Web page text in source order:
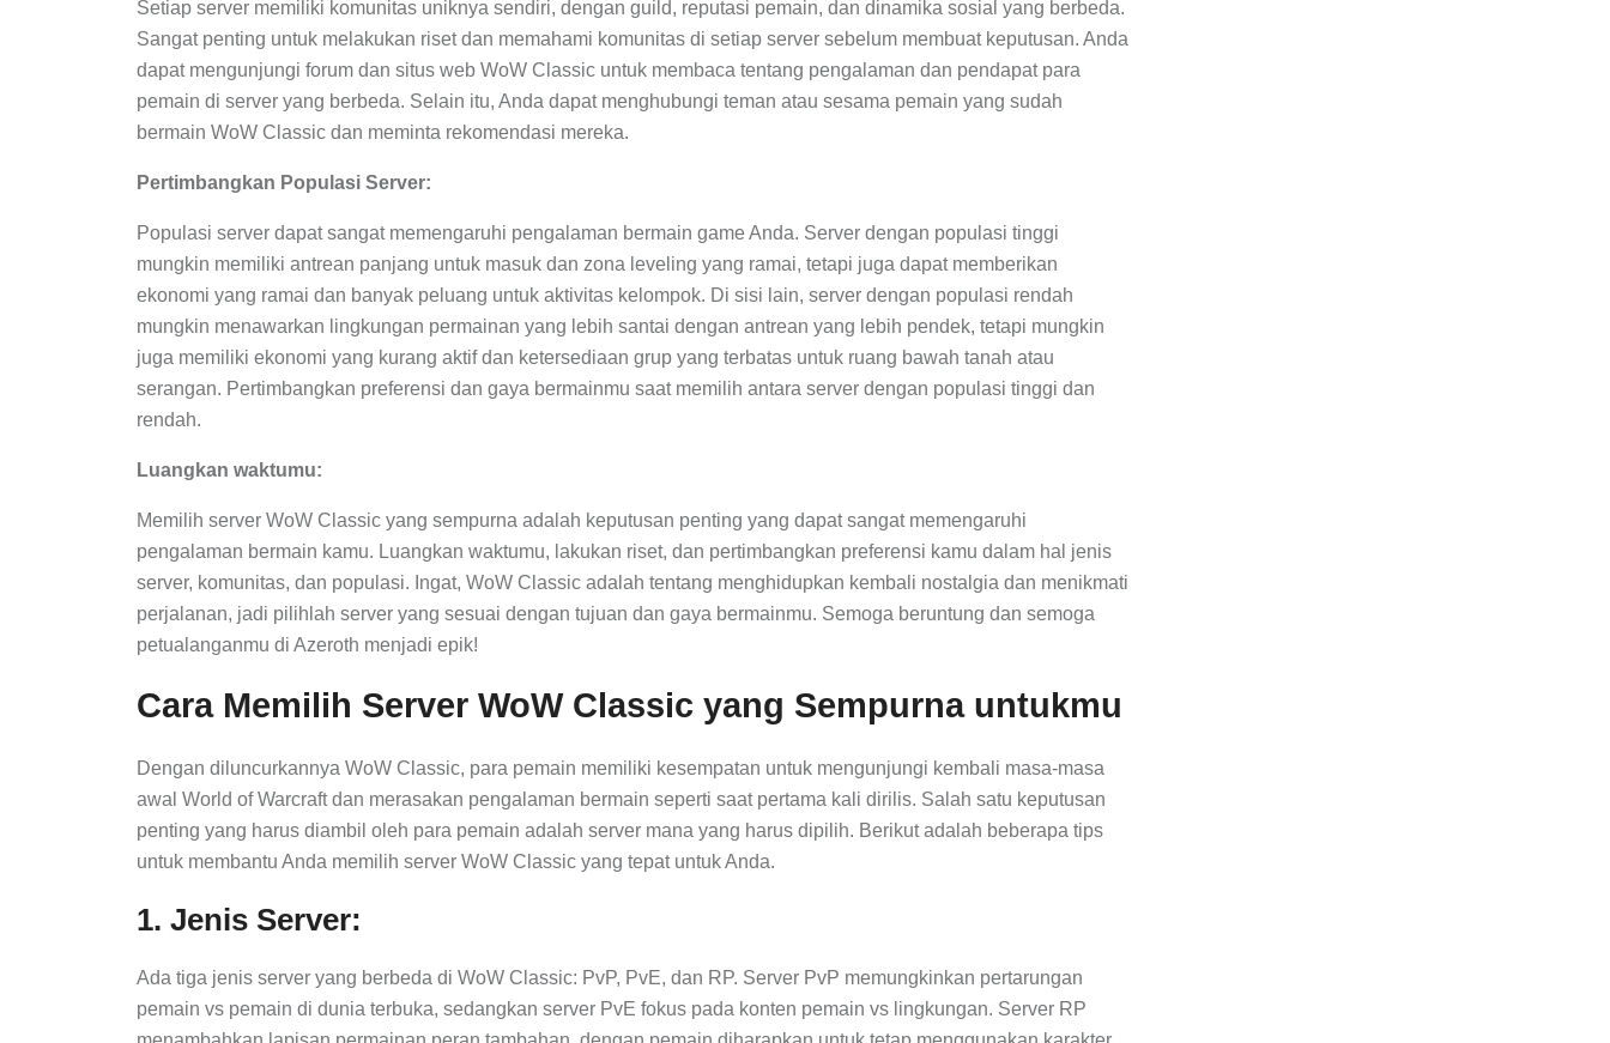
Setiap server memiliki komunitas uniknya sendiri, dengan guild, reputasi pemain, dan dinamika sosial yang berbeda.
Sangat penting untuk melakukan riset dan memahami komunitas di setiap server sebelum membuat keputusan. Anda
dapat mengunjungi forum dan situs web WoW Classic untuk membaca tentang pengalaman dan pendapat para
pemain di server yang berbeda. Selain itu, Anda dapat menghubungi teman atau sesama pemain yang sudah
bermain WoW Classic dan meminta rekomendasi mereka.
Pertimbangkan Populasi Server:
Populasi server dapat sangat memengaruhi pengalaman bermain game Anda. Server dengan populasi tinggi
mungkin memiliki antrean panjang untuk masuk dan zona leveling yang ramai, tetapi juga dapat memberikan
ekonomi yang ramai dan banyak peluang untuk aktivitas kelompok. Di sisi lain, server dengan populasi rendah
mungkin menawarkan lingkungan permainan yang lebih santai dengan antrean yang lebih pendek, tetapi mungkin
juga memiliki ekonomi yang kurang aktif dan ketersediaan grup yang terbatas untuk ruang bawah tanah atau
serangan. Pertimbangkan preferensi dan gaya bermainmu saat memilih antara server dengan populasi tinggi dan
rendah.
Luangkan waktumu:
Memilih server WoW Classic yang sempurna adalah keputusan penting yang dapat sangat memengaruhi
pengalaman bermain kamu. Luangkan waktumu, lakukan riset, dan pertimbangkan preferensi kamu dalam hal jenis
server, komunitas, dan populasi. Ingat, WoW Classic adalah tentang menghidupkan kembali nostalgia dan menikmati
perjalanan, jadi pilihlah server yang sesuai dengan tujuan dan gaya bermainmu. Semoga beruntung dan semoga
petualanganmu di Azeroth menjadi epik!
Cara Memilih Server WoW Classic yang Sempurna untukmu
Dengan diluncurkannya WoW Classic, para pemain memiliki kesempatan untuk mengunjungi kembali masa-masa
awal World of Warcraft dan merasakan pengalaman bermain seperti saat pertama kali dirilis. Salah satu keputusan
penting yang harus diambil oleh para pemain adalah server mana yang harus dipilih. Berikut adalah beberapa tips
untuk membantu Anda memilih server WoW Classic yang tepat untuk Anda.
1. Jenis Server:
Ada tiga jenis server yang berbeda di WoW Classic: PvP, PvE, dan RP. Server PvP memungkinkan pertarungan
pemain vs pemain di dunia terbuka, sedangkan server PvE fokus pada konten pemain vs lingkungan. Server RP